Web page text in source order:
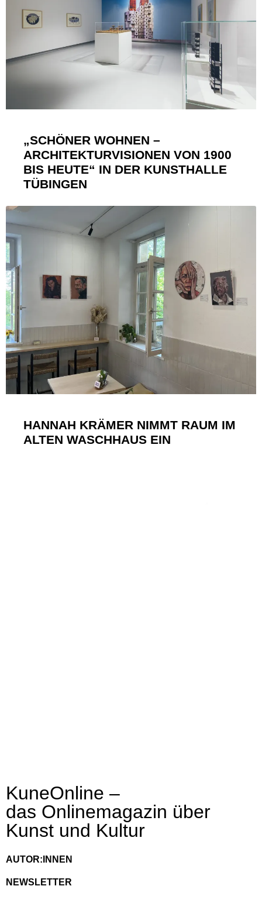
„SCHÖNER WOHNEN –
ARCHITEKTURVISIONEN VON 1900
BIS HEUTE“ IN DER KUNSTHALLE
TÜBINGEN
HANNAH KRÄMER NIMMT RAUM IM
ALTEN WASCHHAUS EIN
KuneOnline –
das Onlinemagazin über
Kunst und Kultur
AUTOR:INNEN
NEWSLETTER